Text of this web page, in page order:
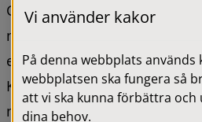
Gislaveds kommun ger varje
nummer av
en digital kopia av våra
Kontakta kommunen om du
nummer av
Vi använder kakor
På denna webbplats
webbplatsen ska fungera så
att vi ska kunna förbättra och
dina behov.